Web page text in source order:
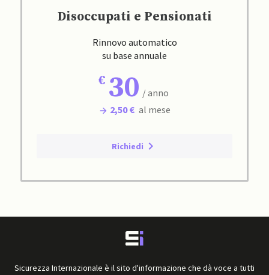
Disoccupati e Pensionati
Rinnovo automatico
su base annuale
30 / anno
2,50 € al mese
Richiedi
Sicurezza Internazionale è il sito d'informazione che dà voce a tutti